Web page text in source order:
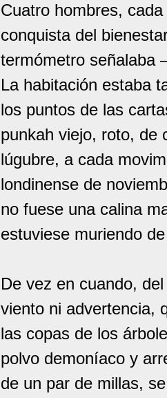
Cuatro hombres,
conquista del
termómetro señalaba
La habitación estaba
los puntos de las
punkah viejo, roto, de
lúgubre, a cada
londinense de
no fuese una calina
estuviese muriendo
De vez en cuando,
viento ni advertencia,
las copas de los
polvo demoníaco y
de un par de millas,